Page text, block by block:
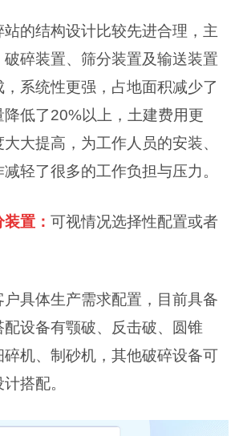
的结构设计比较先进合理，主
碎装置、筛分装置及输送装置
系统性更强，占地面积减少了
降低了20%以上，土建费用更
大提高，为工作人员的安装、
轻了很多的工作负担与压力。
置： 可视情况选择性配置或者
户具体生产需求配置，目前具备
设备有颚破、反击破、圆锥
机、制砂机，其他破碎设备可
搭配。